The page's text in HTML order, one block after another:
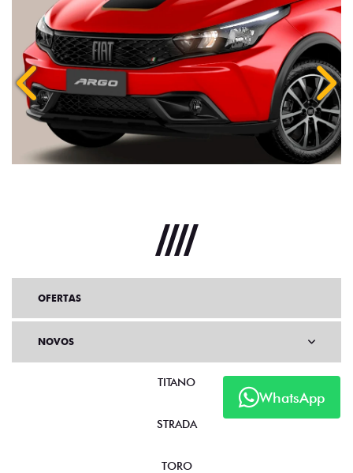
Anterior
WhatsApp
OFERTAS
NOVOS
TITANO
STRADA
TORO